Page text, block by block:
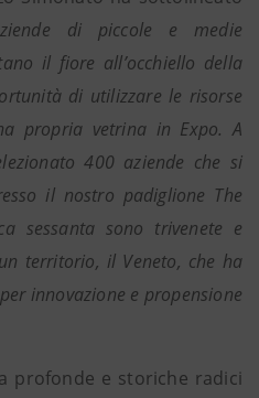
di piccole e medie
il fiore all’occhiello della
di utilizzare le risorse
propria vetrina in Expo. A
400 aziende che si
il nostro padiglione The
sessanta sono trivenete e
territorio, il Veneto, che ha
innovazione e propensione
profonde e storiche radici